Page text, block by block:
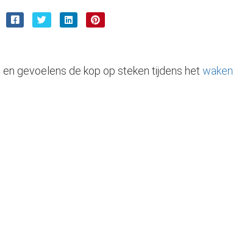
gevoelens de kop op steken tijdens het waken